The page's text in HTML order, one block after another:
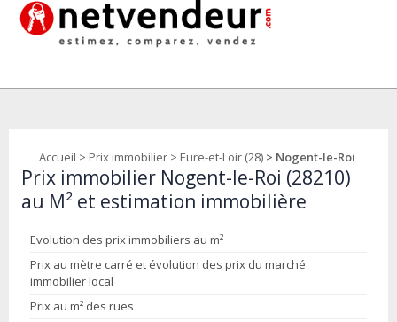
Accueil > Prix immobilier > Eure-et-Loir (28) > Nogent-le-Roi
Prix immobilier Nogent-le-Roi (28210)
au M² et estimation immobilière
Evolution des prix immobiliers au m²
Prix au mètre carré et évolution des prix du marché
immobilier local
Prix au m² des rues